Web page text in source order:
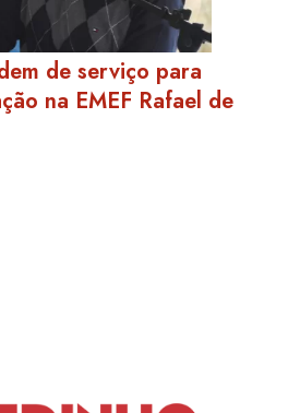
de serviço para
na EMEF Rafael de